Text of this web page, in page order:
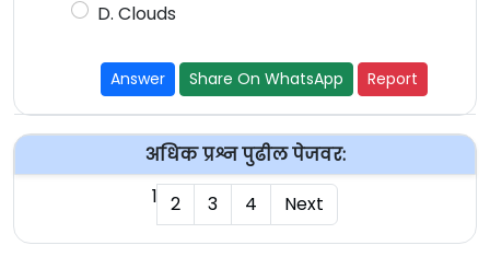
D. Clouds
Answer Share On WhatsApp Report
अधिक प्रश्न पुढील पेजवर:
1 2 3 4 Next